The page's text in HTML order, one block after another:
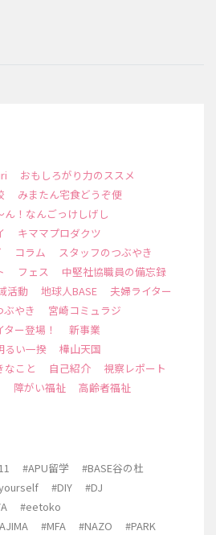
おもしろがり力のススメ
みまたん宅食どうぞ便
ん！なんごっけしげし
キママプロダクツ
コラム
スタッフのつぶやき
フェス
中堅社協職員の備忘録
活動 地球人BASE
夫婦ライター
ぶやき
宮崎コミュラジ
ー登場！
新事業
るい一揆
樺山天国
なこと 自己紹介
視察レポート
障がい福祉 高齢者福祉
#APU留学
#BASE谷の杜
#DIY
#DJ
#eetoko
#MFA #NAZO
#PARK